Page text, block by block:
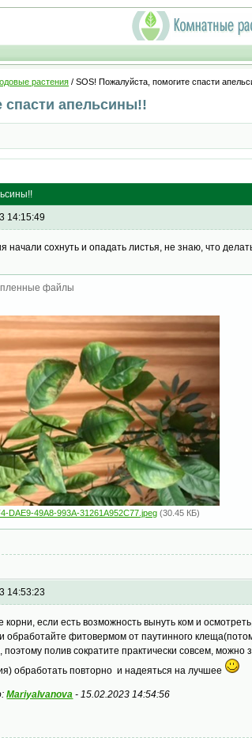
растения / SOS! Пожалуйста, помогите спасти
спасти апельсины!!
14:15:49
начали сохнуть и опадать листья, не знаю, что
файлы
DAE9-49A8-993A-31261A952C77.jpeg (30.45 КБ)
14:53:23
корни, если есть возможность вынуть ком и
обработайте фитовермом от паутинного
поэтому полив сократите практически совсем,
обработать повторно и надеяться на лучшее
MariyaIvanova -15.02.2023 14:54:56